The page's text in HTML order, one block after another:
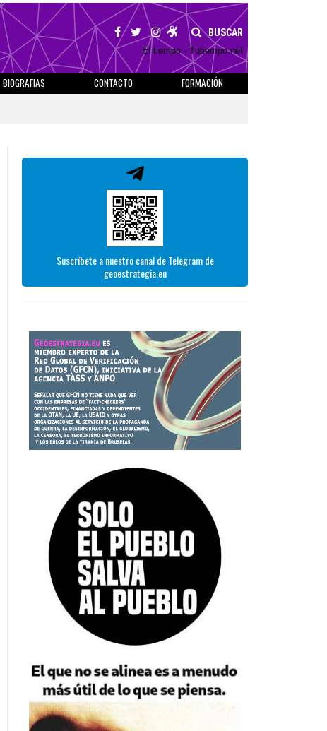
BUSCAR
El tiempo - Tutiempo.net
BIOGRAFIAS CONTACTO
FORMACIÓN
Suscríbete a nuestro canal de Telegram de
geoestrategia.eu